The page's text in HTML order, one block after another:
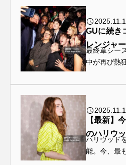
ミッション：インポッシブル
ミリー・ボビー・ブラウン
モダン・ラブ～今日もNYの街角
モンゴル映画祭
レオナルド・ディカプリオ
ロバート・パティンソン
GUに続き
レンジャ
め注目グッ
最終章シー
中が再び熱
スの空気感
ては嬉しい
回は...
【最新】
のハリウ
だけじゃ
ハリウッド
能。今、最